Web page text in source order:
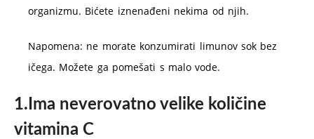
organizmu. Bićete iznenađeni nekima od njih.
Napomena: ne morate konzumirati limunov sok bez
ičega. Možete ga pomešati s malo vode.
1.Ima neverovatno velike količine
vitamina C